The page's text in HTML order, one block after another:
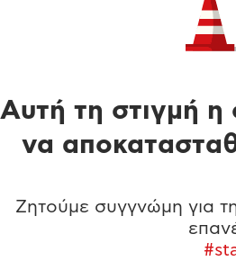
Αυτή τη στιγμή η
να
Ζητούμε συγγνώμη για